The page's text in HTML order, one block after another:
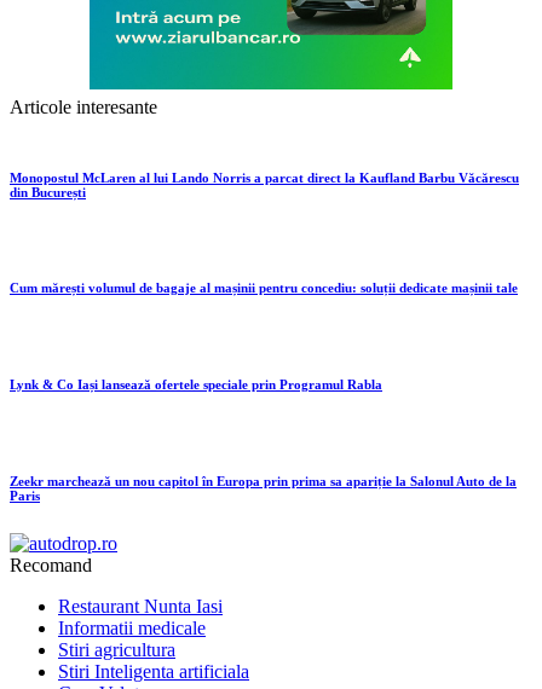
Articole interesante
Monopostul McLaren al lui Lando Norris a parcat direct la Kaufland Barbu Văcărescu
din București
Cum mărești volumul de bagaje al mașinii pentru concediu: soluții dedicate mașinii tale
Lynk & Co Iași lansează ofertele speciale prin Programul Rabla
Zeekr marchează un nou capitol în Europa prin prima sa apariție la Salonul Auto de la
Paris
Recomand
Restaurant Nunta Iasi
Informatii medicale
Stiri agricultura
Stiri Inteligenta artificiala